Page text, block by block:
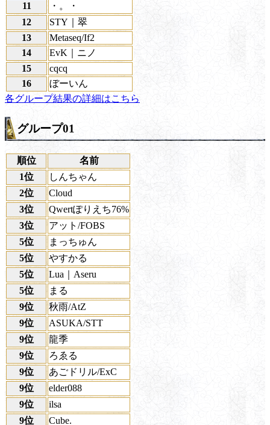
11
・。・
12
STY｜翠
13
Metaseq/If2
14
EvK｜ニノ
15
cqcq
16
ぼーいん
各グループ結果の詳細はこちら
グループ01
順位
名前
1位
しんちゃん
2位
Cloud
3位
Qwertぽりえち76%
3位
アット/FOBS
5位
まっちゅん
5位
やすかる
5位
Lua｜Aseru
5位
まる
9位
秋雨/AtZ
9位
ASUKA/STT
9位
龍季
9位
ろゑる
9位
あごドリル/ExC
9位
elder088
9位
ilsa
9位
Cube.